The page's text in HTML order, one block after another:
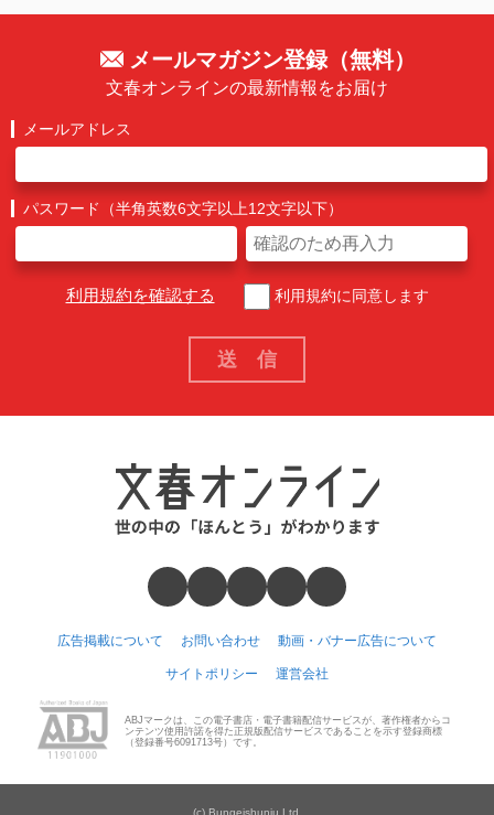
メールマガジン登録（無料）
文春オンラインの最新情報をお届け
メールアドレス
パスワード（半角英数6文字以上12文字以下）
利用規約を確認する 利用規約に同意します
広告掲載について お問い合わせ 動画・バナー広告について
サイトポリシー 運営会社
ABJマークは、この電子書店・電子書籍配信サービスが、著作権者からコ
ンテンツ使用許諾を得た正規版配信サービスであることを示す登録商標
（登録番号6091713号）です。
(c) Bungeishunju Ltd.